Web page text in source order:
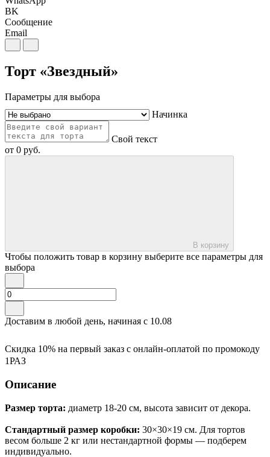
BK
Сообщение
Email
Торт «Звездный»
Параметры для выбора
Начинка
Свой текст
от 0 руб.
В корзину
Чтобы положить товар в корзину выберите все параметры для
выбора
Доставим в любой день, начиная с 10.08
Скидка 10% на первый заказ с онлайн-оплатой по промокоду
1РАЗ
Описание
Размер торта: диаметр 18-20 см, высота зависит от декора.
Стандартный размер коробки: 30×30×19 см. Для тортов
весом больше 2 кг или нестандартной формы — подберем
индивидуально.